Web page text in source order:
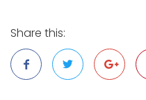
Share this: